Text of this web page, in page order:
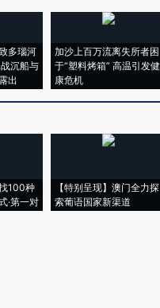
多瑙河
沉船与
出
加沙上百万流离失所者困
于“塑料烤箱” 高温引发健
康危机
100种
·第一对
【特别呈现】澳门全力探
索葡语国家新渠道